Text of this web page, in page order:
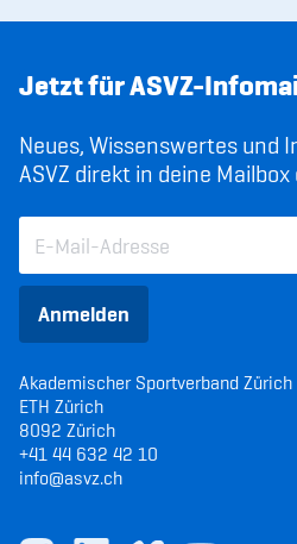
Jetzt für ASVZ-
Neues, Wissenswertes und
ASVZ direkt in deine
Anmelden
Akademischer Sportverband Zürich
ETH Zürich
8092 Zürich
+41 44 632 42 10
info@asvz.ch